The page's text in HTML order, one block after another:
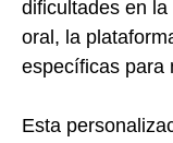
dificultades en
oral, la
específicas para
Esta